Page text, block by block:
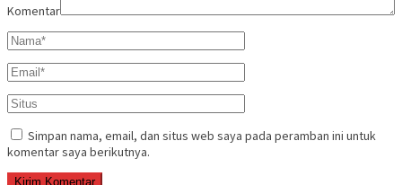
Komentar
Simpan nama, email, dan situs web saya pada peramban ini untuk
komentar saya berikutnya.